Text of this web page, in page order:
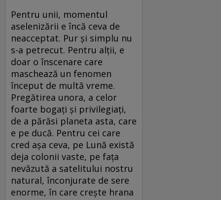
Pentru unii, momentul
aselenizării e încă ceva de
neacceptat. Pur și simplu nu
s-a petrecut. Pentru alții, e
doar o înscenare care
maschează un fenomen
început de multă vreme.
Pregătirea unora, a celor
foarte bogați și privilegiați,
de a părăsi planeta asta, care
e pe ducă. Pentru cei care
cred așa ceva, pe Lună există
deja colonii vaste, pe fața
nevăzută a satelitului nostru
natural, înconjurate de sere
enorme, în care crește hrana